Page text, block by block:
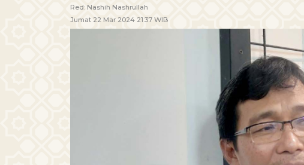
Red: Nashih Nashrullah
Jumat 22 Mar 2024 21:37 WIB